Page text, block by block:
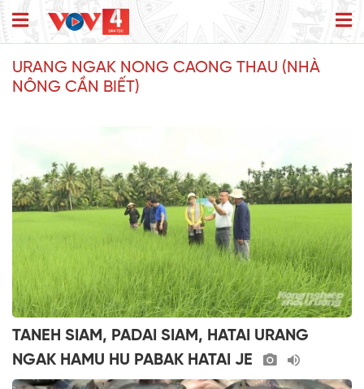
URANG NGAK NONG CAONG THAU (NHÀ
NÔNG CẦN BIẾT)
TANEH SIAM, PADAI SIAM, HATAI URANG
NGAK HAMU HU PABAK HATAI JE